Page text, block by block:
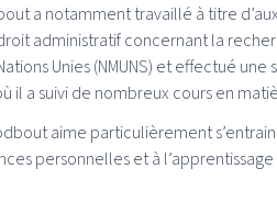
a notamment travaillé à titre
administratif concernant la
Unies (NMUNS) et effectué une
il a suivi de nombreux cours en
aime particulièrement
personnelles et à